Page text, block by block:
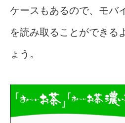
ケースもあるので、モバ
を読み取ることができる
ょう。